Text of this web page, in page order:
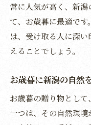
常に人気が高く、新
て、お歳暮に最適です
は、受け取る人に深
えることでしょう。
お歳暮に新潟の自然
お歳暮の贈り物とし
一つは、その自然環